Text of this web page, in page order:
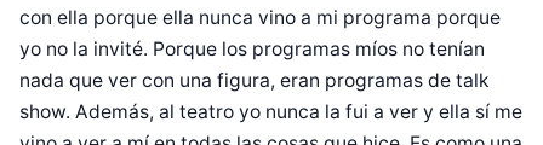
con ella porque ella nunca vino a mi programa porque
yo no la invité. Porque los programas míos no tenían
nada que ver con una figura, eran programas de talk
show. Además, al teatro yo nunca la fui a ver y ella sí me